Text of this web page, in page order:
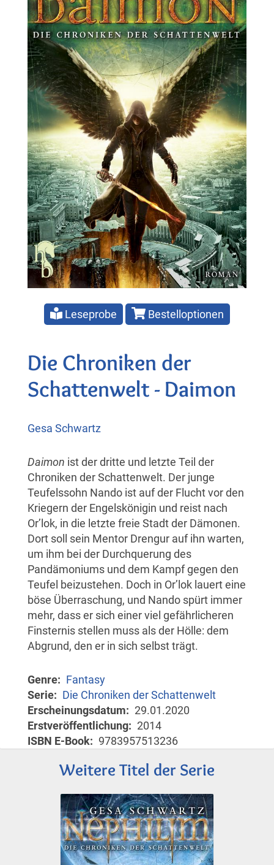
Leseprobe Bestelloptionen
Die Chroniken der
Schattenwelt - Daimon
Gesa Schwartz
Daimon ist der dritte und letzte Teil der
Chroniken der Schattenwelt. Der junge
Teufelssohn Nando ist auf der Flucht vor den
Kriegern der Engelskönigin und reist nach
Or’lok, in die letzte freie Stadt der Dämonen.
Dort soll sein Mentor Drengur auf ihn warten,
um ihm bei der Durchquerung des
Pandämoniums und dem Kampf gegen den
Teufel beizustehen. Doch in Or’lok lauert eine
böse Überraschung, und Nando spürt immer
mehr, dass er sich einer viel gefährlicheren
Finsternis stellen muss als der Hölle: dem
Abgrund, den er in sich selbst trägt.
Genre
Fantasy
Serie
Die Chroniken der Schattenwelt
Erscheinungsdatum
29.01.2020
Erstveröffentlichung
2014
ISBN E-Book
9783957513236
Weitere Titel der Serie